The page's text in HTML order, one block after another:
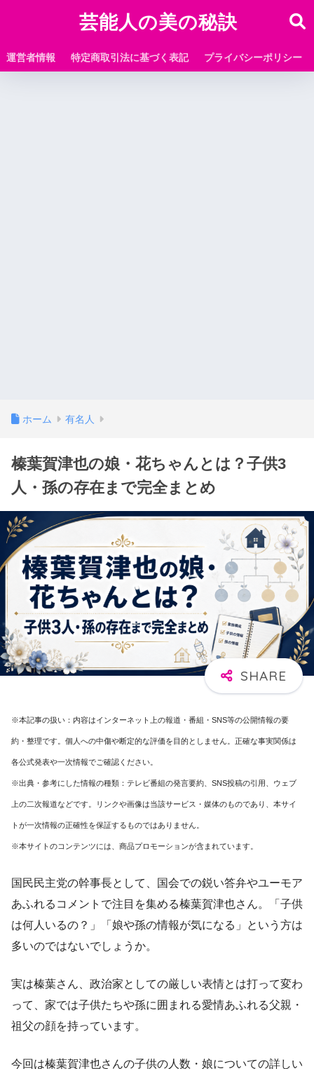
芸能人の美の秘訣
運営者情報 特定商取引法に基づく表記 プライバシーポリシー
ホーム 有名人
榛葉賀津也の娘・花ちゃんとは？子供3
人・孫の存在まで完全まとめ
※本記事の扱い：内容はインターネット上の報道・番組・SNS等の公開情報の要
約・整理です。個人への中傷や断定的な評価を目的としません。正確な事実関係は
各公式発表や一次情報でご確認ください。
※出典・参考にした情報の種類：テレビ番組の発言要約、SNS投稿の引用、ウェブ
上の二次報道などです。リンクや画像は当該サービス・媒体のものであり、本サイ
トが一次情報の正確性を保証するものではありません。
※本サイトのコンテンツには、商品プロモーションが含まれています。
国民民主党の幹事長として、国会での鋭い答弁やユーモア
あふれるコメントで注目を集める榛葉賀津也さん。「子供
は何人いるの？」「娘や孫の情報が気になる」という方は
多いのではないでしょうか。
実は榛葉さん、政治家としての厳しい表情とは打って変わ
って、家では子供たちや孫に囲まれる愛情あふれる父親・
祖父の顔を持っています。
今回は榛葉賀津也さんの子供の人数・娘についての詳しい